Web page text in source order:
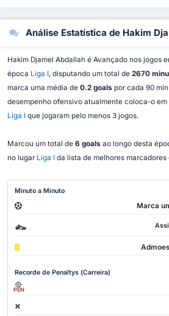
Análise Estatística de Hakim
Hakim Djamel Abdallah é Avançado nos jogos
época Liga I, disputando um total de 2670
marca uma média de 0.2 goals por cada 90
desempenho ofensivo atualmente coloca-o em
Liga I que jogaram pelo menos 3 jogos.
Marcou um total de 6 goals ao longo desta
no lugar Liga I da lista de melhores marcadores
Minuto a Minuto
Marca
Recorde de Penaltys (Carreira)
PEN